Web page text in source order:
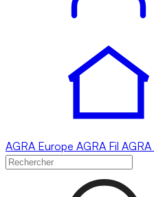
AGRA Europe AGRA Fil AGRA